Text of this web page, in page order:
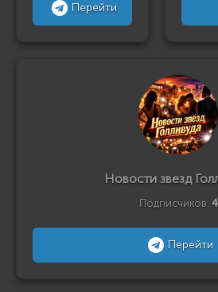
Перейти
Новости звезд
Подписчиков: 4
Перейти